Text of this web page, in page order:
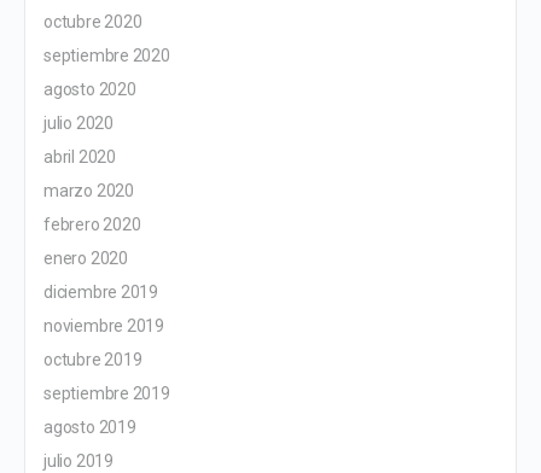
octubre 2020
septiembre 2020
agosto 2020
julio 2020
abril 2020
marzo 2020
febrero 2020
enero 2020
diciembre 2019
noviembre 2019
octubre 2019
septiembre 2019
agosto 2019
julio 2019